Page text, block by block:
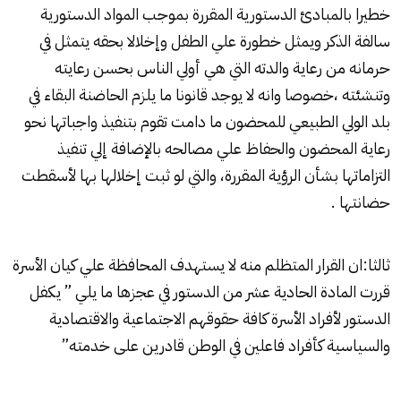
خطيرا بالمبادئ الدستورية المقررة بموجب المواد الدستورية
سالفة الذكر ويمثل خطورة علي الطفل وإخلالا بحقه يتمثل في
حرمانه من رعاية والدته التي هي أولي الناس بحسن رعايته
وتنشئته ،خصوصا وانه لا يوجد قانونا ما يلزم الحاضنة البقاء في
بلد الولي الطبيعي للمحضون ما دامت تقوم بتنفيذ واجباتها نحو
رعاية المحضون والحفاظ علي مصالحه بالإضافة إلي تنفيذ
التزاماتها بشأن الرؤية المقررة، والتي لو ثبت إخلالها بها لأسقطت
حضانتها .
ثالثا:ان القرار المتظلم منه لا يستهدف المحافظة علي كيان الأسرة
قررت المادة الحادية عشر من الدستور في عجزها ما يلي ” يكفل
الدستور لأفراد الأسرة كافة حقوقهم الاجتماعية والاقتصادية
والسياسية كأفراد فاعلين في الوطن قادرين على خدمته”